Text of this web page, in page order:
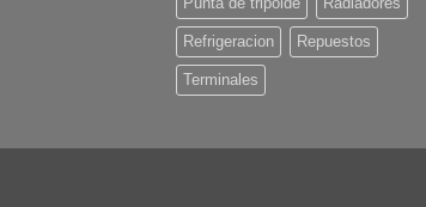
Refrigeracion Repuestos
Terminales